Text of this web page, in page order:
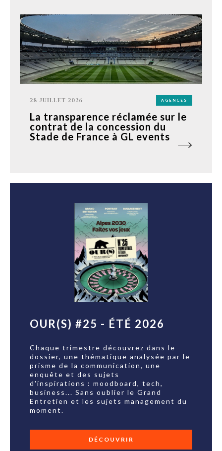
28 JUILLET 2026 AGENCES
La transparence réclamée sur le
contrat de la concession du
Stade de France à GL events
OUR(S) #25 - ÉTÉ 2026
Chaque trimestre découvrez dans le
dossier, une thématique analysée par le
prisme de la communication, une
enquête et des sujets
d'inspirations : moodboard, tech,
business... Sans oublier le Grand
Entretien et les sujets management du
moment.
DÉCOUVRIR